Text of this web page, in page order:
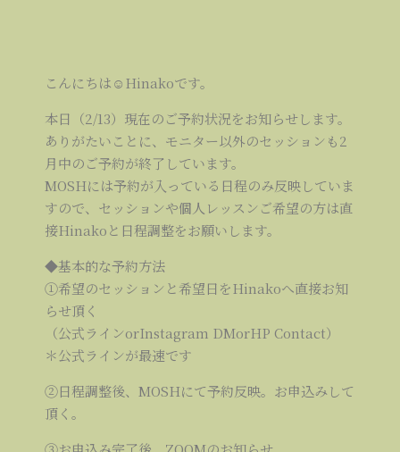
こんにちは☺Hinakoです。
本日（2/13）現在のご予約状況をお知らせします。
ありがたいことに、モニター以外のセッションも2
月中のご予約が終了しています。
MOSHには予約が入っている日程のみ反映していま
すので、セッションや個人レッスンご希望の方は直
接Hinakoと日程調整をお願いします。
◆基本的な予約方法
①希望のセッションと希望日をHinakoへ直接お知
らせ頂く
（公式ラインorInstagram DMorHP Contact）
＊公式ラインが最速です
②日程調整後、MOSHにて予約反映。お申込みして
頂く。